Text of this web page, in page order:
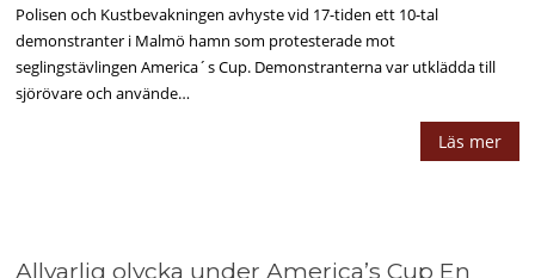
Polisen och Kustbevakningen avhyste vid 17-tiden ett 10-tal
demonstranter i Malmö hamn som protesterade mot
seglingstävlingen America´s Cup. Demonstranterna var utklädda till
sjörövare och använde…
Läs mer
Allvarlig olycka under America’s Cup En